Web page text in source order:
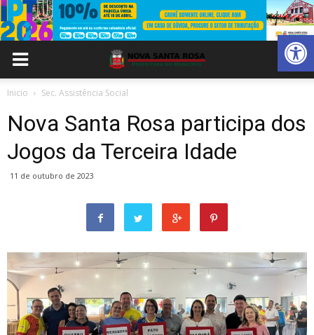
Abrir
Inicio Sec. Assistência Social
Nova Santa Rosa participa dos
Jogos da Terceira Idade
11 de outubro de 2023